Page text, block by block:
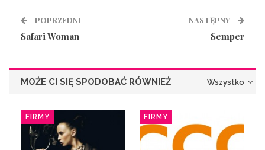
POPRZEDNI
Safari Woman
NASTĘPNY
Semper
Wszystko
MOŻE CI SIĘ SPODOBAĆ RÓWNIEŻ
FIRMY FIRMY